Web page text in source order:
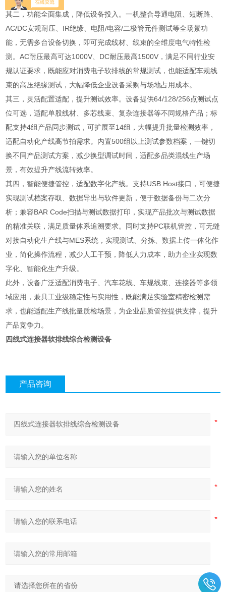
其二，功能全面集成，降低设备投入。一机整合导通电阻、短断路、
AC/DC安规耐压、IR绝缘、电阻/电容/二极管元件测试等全场景功
能，无需多台设备切换，即可完成线材、线束的全维度电气特性检
测。AC耐压最高可达1000V、DC耐压最高1500V，满足不同行业安
规认证要求，既能应对消费电子软排线的常规测试，也能适配车规线
束的高压绝缘测试，大幅降低企业设备采购与场地占用成本。
其三，灵活配置适配，提升测试效率。设备提供64/128/256点测试点
位可选，适配单股线材、多芯线束、复杂连接器等不同规格产品；标
配支持4组产品同步测试，可扩展至14组，大幅提升批量检测效率，
适配自动化产线高节拍需求。内置500组以上测试参数档案，一键切
换不同产品测试方案，减少换型调试时间，适配多品类混线生产场
景，有效提升产线流转效率。
其四，智能便捷管控，适配数字化产线。支持USB Host接口，可便捷
实现测试档案存取、数据导出与软件更新，便于数据备份与二次分
析；兼容BAR Code扫描与测试数据打印，实现产品批次与测试数据
的精准关联，满足质量体系追溯要求。同时支持PC联机管控，可无缝
对接自动化生产线与MES系统，实现测试、分拣、数据上传一体化作
业，简化操作流程，减少人工干预，降低人力成本，助力企业实现数
字化、智能化生产升级。
此外，设备广泛适配消费电子、汽车花线、车规线束、连接器等多领
域应用，兼具工业级稳定性与实用性，既能满足实验室精密检测需
求，也能适配生产线批量质检场景，为企业品质管控提供支撑，提升
产品竞争力。
四线式连接器软排线综合检测设备
产品咨询